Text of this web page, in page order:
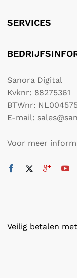
SERVICES
Sanora Digital
Kvknr: 88275361
BTWnr:
E-mail:
Voor meer
Veilig betalen met